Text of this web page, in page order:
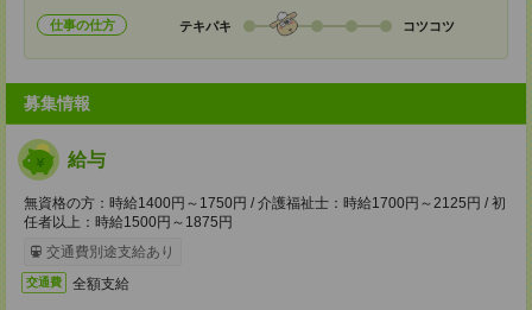
仕事の仕方 テキパキ コツコツ
募集情報
給与
無資格の方：時給1400円～1750円 / 介護福祉士：時給1700円～2125円 / 初
任者以上：時給1500円～1875円
交通費別途支給あり
交通費 全額支給